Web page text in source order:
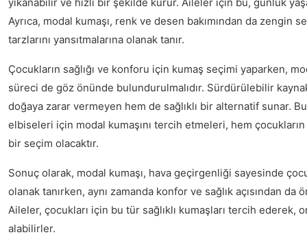
Ayrıca, modal kumaşı, renk ve desen bakımından da zengin
tarzlarını yansıtmalarına olanak tanır.
Çocukların sağlığı ve konforu için kumaş seçimi yaparken,
süreci de göz önünde bulundurulmalıdır. Sürdürülebilir
doğaya zarar vermeyen hem de sağlıklı bir alternatif sunar.
elbiseleri için modal kumaşını tercih etmeleri, hem çocukların
bir seçim olacaktır.
Sonuç olarak, modal kumaşı, hava geçirgenliği sayesinde
olanak tanırken, aynı zamanda konfor ve sağlık açısından da
Aileler, çocukları için bu tür sağlıklı kumaşları tercih ederek,
alabilirler.